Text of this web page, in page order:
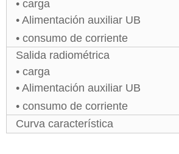
• carga
• Alimentación auxiliar UB
• consumo de corriente
Salida radiométrica
• carga
• Alimentación auxiliar UB
• consumo de corriente
Curva característica